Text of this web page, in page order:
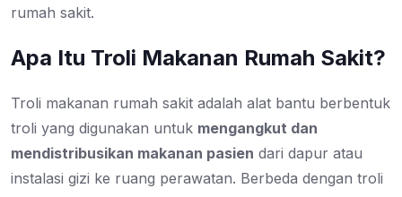
rumah sakit.
Apa Itu Troli Makanan Rumah Sakit?
Troli makanan rumah sakit adalah alat bantu berbentuk
troli yang digunakan untuk mengangkut dan
mendistribusikan makanan pasien dari dapur atau
instalasi gizi ke ruang perawatan. Berbeda dengan troli